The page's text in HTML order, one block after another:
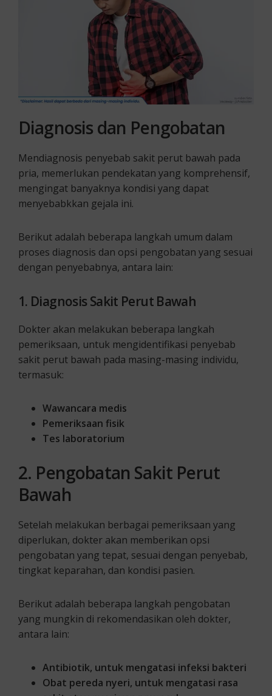
Diagnosis dan Pengobatan
Mendiagnosis penyebab sakit perut bawah pada
pria, memerlukan pendekatan yang komprehensif,
mengingat banyaknya kondisi yang dapat
menyebabkkan gejala ini.
Berikut adalah beberapa langkah umum dalam
proses diagnosis dan opsi pengobatan yang sesuai
dengan penyebabnya, antara lain:
1. Diagnosis Sakit Perut Bawah
Dokter akan melakukan beberapa langkah
pemeriksaan, untuk mengidentifikasi penyebab
sakit perut bawah pada masing-masing individu,
termasuk:
Wawancara medis
Pemeriksaan fisik
Tes laboratorium
2. Pengobatan Sakit Perut
Bawah
Setelah melakukan berbagai pemeriksaan yang
diperlukan, dokter akan memberikan opsi
pengobatan yang tepat, sesuai dengan penyebab,
tingkat keparahan, dan kondisi pasien.
Berikut adalah beberapa langkah pengobatan
yang mungkin di rekomendasikan oleh dokter,
antara lain:
Antibiotik, untuk mengatasi infeksi bakteri
Obat pereda nyeri, untuk mengatasi rasa